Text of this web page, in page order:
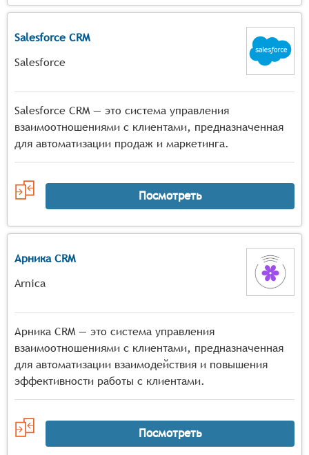
Salesforce CRM
Salesforce
Salesforce CRM — это система управления
взаимоотношениями с клиентами, предназначенная
для автоматизации продаж и маркетинга.
Посмотреть
Арника CRM
Arnica
Арника CRM — это система управления
взаимоотношениями с клиентами, предназначенная
для автоматизации взаимодействия и повышения
эффективности работы с клиентами.
Посмотреть